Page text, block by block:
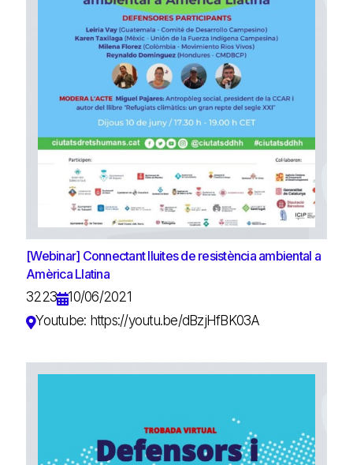
[Webinar] Connectant lluites de resistència ambiental a
Amèrica Llatina
3223
10/06/2021
Youtube: https://youtu.be/dBzjHfBK03A